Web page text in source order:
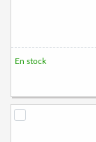
En stock